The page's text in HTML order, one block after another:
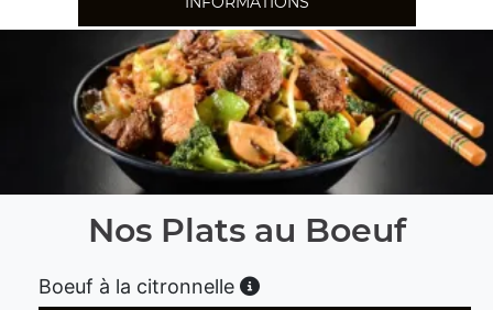
Nos Plats au Boeuf
Boeuf à la citronnelle